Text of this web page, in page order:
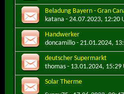
Beladung Bayern - Gran
katana - 24.07.2023, 12:20
Handwerker
doncamillo - 21.01.2024,
deutscher Supermarkt
thomas - 13.01.2024, 15:29
Solar Therme